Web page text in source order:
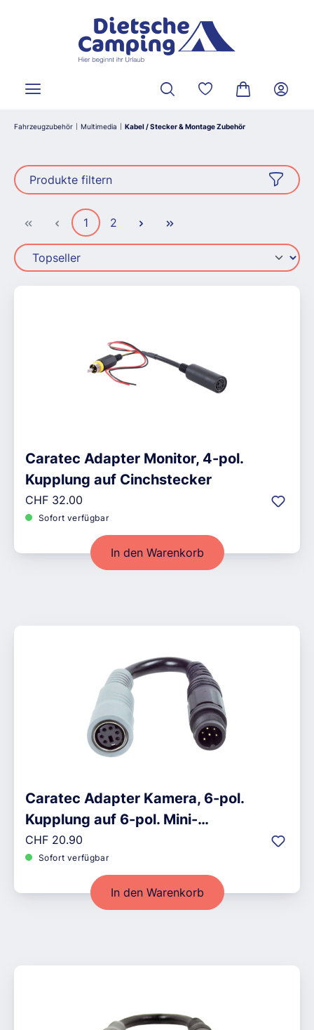
Du hast 0 Produkte
Warenkorb
Fahrzeugzubehör Multimedia Kabel / Stecker & Montage Zubehör
Produkte filtern
Seite
1 Seite
2
Caratec Adapter Monitor, 4-pol.
Kupplung auf Cinchstecker
Regulärer Preis:
CHF 32.00
Sofort verfügbar
In den Warenkorb
Caratec Adapter Kamera, 6-pol.
Kupplung auf 6-pol. Mini-
Schraubstecker
Regulärer Preis:
CHF 20.90
Sofort verfügbar
In den Warenkorb